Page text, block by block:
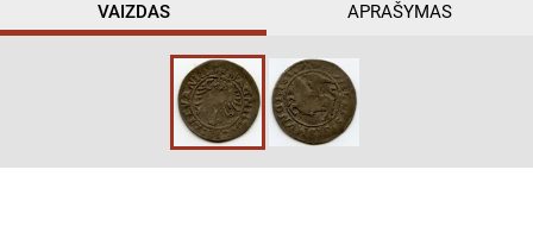
VAIZDAS APRAŠYMAS